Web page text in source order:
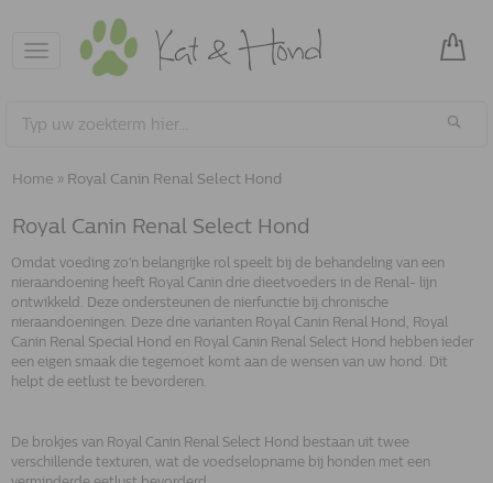
Toggle
navigation
Home » Royal Canin Renal Select Hond
Royal Canin Renal Select Hond
Omdat voeding zo'n belangrijke rol speelt bij de behandeling van een
nieraandoening heeft Royal Canin drie dieetvoeders in de Renal- lijn
ontwikkeld. Deze ondersteunen de nierfunctie bij chronische
nieraandoeningen. Deze drie varianten Royal Canin Renal Hond, Royal
Canin Renal Special Hond en Royal Canin Renal Select Hond hebben ieder
een eigen smaak die tegemoet komt aan de wensen van uw hond. Dit
helpt de eetlust te bevorderen.
De brokjes van Royal Canin Renal Select Hond bestaan uit twee
verschillende texturen, wat de voedselopname bij honden met een